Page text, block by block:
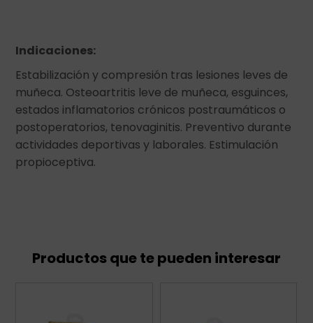
Indicaciones:
Estabilización y compresión tras lesiones leves de
muñeca. Osteoartritis leve de muñeca, esguinces,
estados inflamatorios crónicos postraumáticos o
postoperatorios, tenovaginitis. Preventivo durante
actividades deportivas y laborales. Estimulación
propioceptiva.
Productos que te pueden interesar